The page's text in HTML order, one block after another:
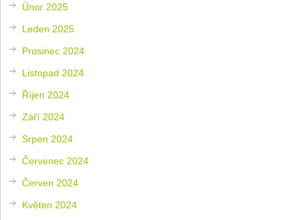
Únor 2025
Leden 2025
Prosinec 2024
Listopad 2024
Říjen 2024
Září 2024
Srpen 2024
Červenec 2024
Červen 2024
Květen 2024